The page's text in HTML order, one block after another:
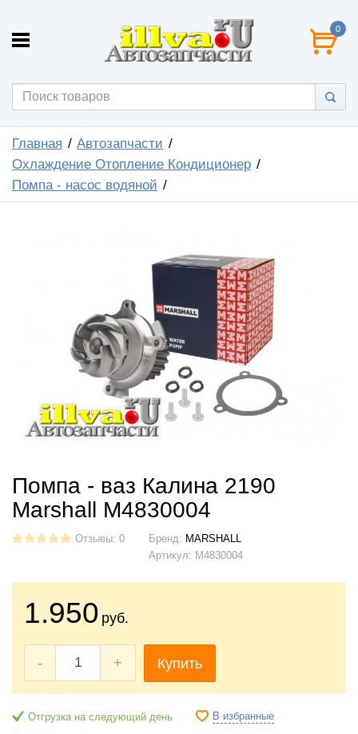
0
Главная
Автозапчасти
Охлаждение Отопление Кондиционер
Помпа - насос водяной
Помпа - ваз Калина 2190
Marshall M4830004
Отзывы: 0 Бренд: MARSHALL
Артикул: M4830004
1.950 руб.
- + Купить
Отгрузка на следующий день В избранные